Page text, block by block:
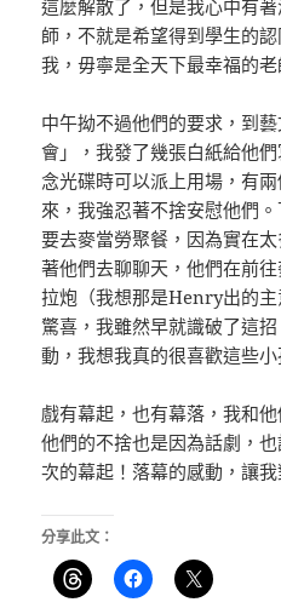
這麼解散了，但是我心中有
師，不就是希望得到學生的
我，毋寧是全天下最幸福的老
中午拗不過他們的要求，到
會」，我發了幾張白紙給他
念光碟時可以派上用場，有
來，我強忍著不捨安慰他們
要去麥當勞聚餐，因為實在
著他們去聊聊天，他們在前
拉炮（我想那是Henry出的
驚喜，我雖然早就識破了這
動，我想我真的很喜歡這些小
戲有幕起，也有幕落，我和
他們的不捨也是因為話劇，
次的幕起！落幕的感動，讓
分享此文：